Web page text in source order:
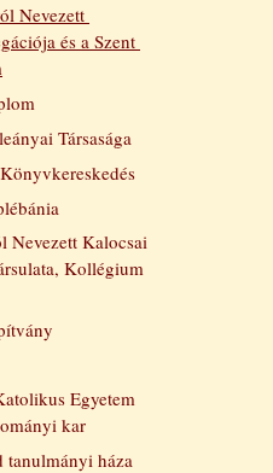
Nevezett
és a Szent
Társasága
Nevezett Kalocsai
Kollégium
Egyetem
kar
tanulmányi háza